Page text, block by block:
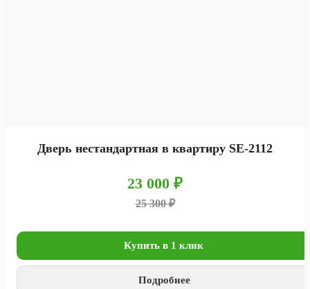
Дверь нестандартная в квартиру SE-2112
23 000 ₽
25 300 ₽
Купить в 1 клик
Подробнее